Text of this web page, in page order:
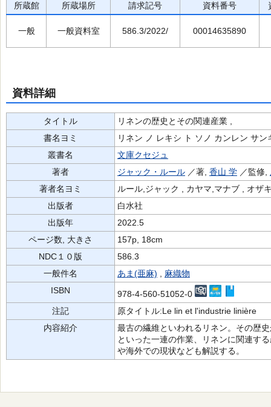
所蔵館 所蔵場所 請求記号 資料番号
一般 一般資料室 586.3/2022/ 00014635890
資料詳細
タイトル
リネンの歴史とその関連産業 ,
書名ヨミ
リネン ノ レキシ ト ソノ カンレン サン
叢書名
文庫クセジュ
著者
ジャック・ルール ／著, 香山 学 ／監修,
著者名ヨミ
ルール,ジャック , カヤマ,マナブ , オザ
出版者
白水社
出版年
2022.5
ページ数, 大きさ
157p, 18cm
NDC１０版
586.3
一般件名
あま(亜麻)
麻織物
ISBN
978-4-560-51052-0
注記
原タイトル:Le lin et l'industrie linière
内容紹介
最古の繊維といわれるリネン。その歴
といった一連の作業、リネンに関連す
や海外での現状なども解説する。